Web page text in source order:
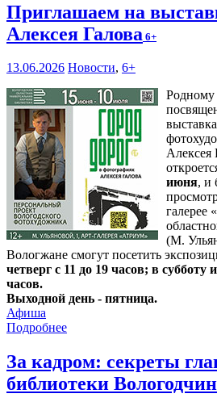
Приглашаем на
Алексея Галова 6+
13.06.2026 Новости, 6+
Родному
июня, и
галерее
(М.
Вологжане смогут посетить
четверг с 11 до 19 часов; в субботу
часов.
Выходной день - пятница.
Афиша
Подробнее
За кадром: секреты
библиотеки